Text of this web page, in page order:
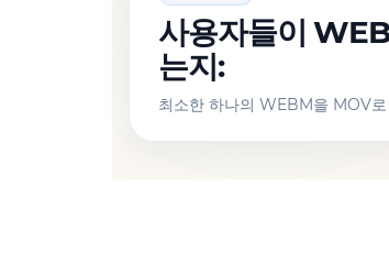
사용자들이
는지:
최소한 하나의 WEBM을 MOV